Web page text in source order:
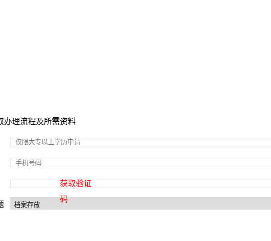
办理流程及所需资料
获取验证
码